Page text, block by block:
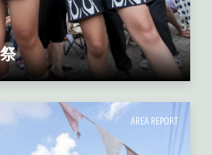
AREA REPORT